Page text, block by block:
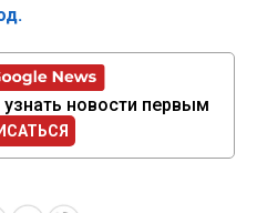
новости первым